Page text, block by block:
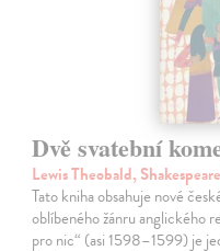
Dvě svatební
Lewis Theobald,
Tato kniha obsahuje nové
oblíbeného žánru anglického
pro nic“ (asi 1598–1599) je